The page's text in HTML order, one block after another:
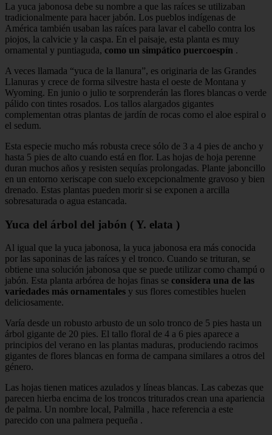
La yuca jabonosa debe su nombre a que las raíces se utilizaban
tradicionalmente para hacer jabón. Los pueblos indígenas de
América también usaban las raíces para lavar el cabello contra los
piojos, la calvicie y la caspa. En el paisaje, esta planta es muy
ornamental y puntiaguda, como un simpático puercoespín .
A veces llamada “yuca de la llanura”, es originaria de las Grandes
Llanuras y crece de forma silvestre hasta el oeste de Montana y
Wyoming. En junio o julio te sorprenderán las flores blancas o verde
pálido con tintes rosados. Los tallos alargados gigantes
complementan otras plantas de jardín de rocas como el aloe espiral o
el sedum.
Esta especie mucho más robusta crece sólo de 3 a 4 pies de ancho y
hasta 5 pies de alto cuando está en flor. Las hojas de hoja perenne
duran muchos años y resisten sequías prolongadas. Plante jaboncillo
en un entorno xeriscape con suelo excepcionalmente gravoso y bien
drenado. Estas plantas pueden morir si se exponen a arcilla
sobresaturada o agua estancada.
Yuca del árbol del jabón ( Y. elata )
Al igual que la yuca jabonosa, la yuca jabonosa era más conocida
por las saponinas de las raíces y el tronco. Cuando se trituran, se
obtiene una solución jabonosa que se puede utilizar como champú o
jabón. Esta planta arbórea de hojas finas se considera una de las
variedades más ornamentales y sus flores comestibles huelen
deliciosamente.
Varía desde un robusto arbusto de un solo tronco de 5 pies hasta un
árbol gigante de 20 pies. El tallo floral de 4 a 6 pies aparece a
principios del verano en las plantas maduras, produciendo racimos
gigantes de flores blancas en forma de campana similares a otros del
género.
Las hojas tienen matices azulados y líneas blancas. Las cabezas que
parecen hierba encima de los troncos triturados crean una apariencia
de palma. Un nombre local, Palmilla , hace referencia a este
parecido con una palmera pequeña .